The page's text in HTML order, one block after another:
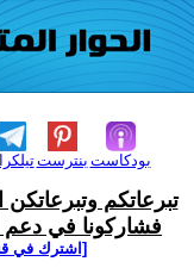
بنترست بودكاست
تبرعاتكم وتبرعاتكن
فشاركونا في دعم
[اشترك في